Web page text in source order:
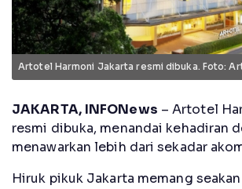
Artotel Harmoni Jakarta resmi dibuka. Foto:
JAKARTA, INFONews – Artotel
resmi dibuka, menandai kehadiran
menawarkan lebih dari sekadar
Hiruk pikuk Jakarta memang